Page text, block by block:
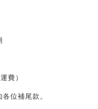
費）
位補尾款。